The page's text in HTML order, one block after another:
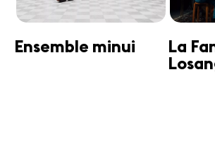
Guttman Tango
Violon